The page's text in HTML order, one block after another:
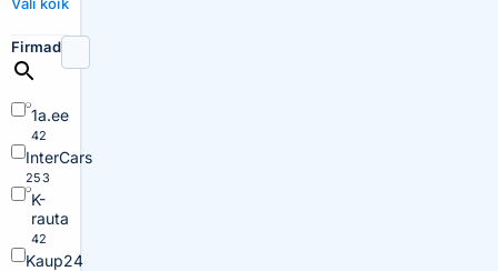
Firmad
1a.ee
42
InterCars
253
K-
rauta
42
Kaup24